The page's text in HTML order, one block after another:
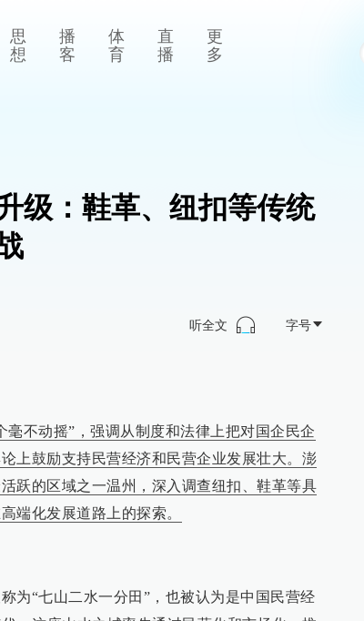
思
想
播
客
体
育
直
播
更
多
级：鞋革、纽扣等传统
听全文 字号
毫不动摇”，强调从制度和法律上把对国企民企
上鼓励支持民营经济和民营企业发展壮大。澎
跃的区域之一温州，深入调查纽扣、鞋革等具
端化发展道路上的探索。
为“七山二水一分田”，也被认为是中国民营经